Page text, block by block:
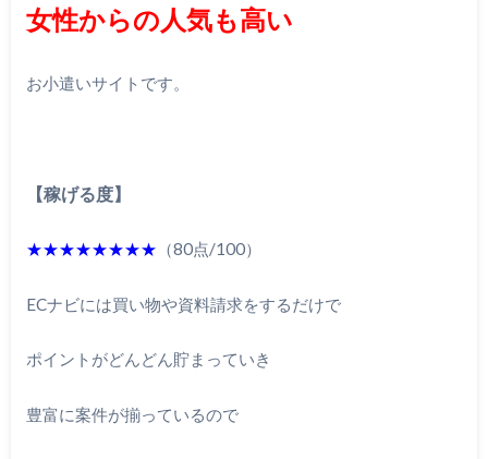
女性からの人気も高い
お小遣いサイトです。
【稼げる度】
★★★★★★★★ （80点/100）
ECナビには買い物や資料請求をするだけで
ポイントがどんどん貯まっていき
豊富に案件が揃っているので